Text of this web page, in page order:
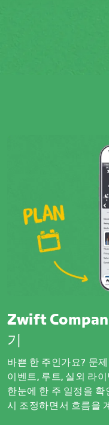
Zwift
기
바쁜 한 주인가요? 문
이벤트, 루트, 실외 라
한눈에 한 주 일정을
시 조정하면서 흐름을